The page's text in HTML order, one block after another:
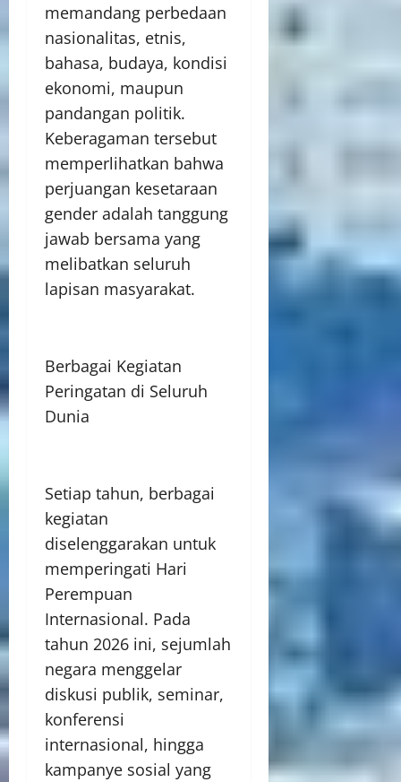
memandang perbedaan
nasionalitas, etnis,
bahasa, budaya, kondisi
ekonomi, maupun
pandangan politik.
Keberagaman tersebut
memperlihatkan bahwa
perjuangan kesetaraan
gender adalah tanggung
jawab bersama yang
melibatkan seluruh
lapisan masyarakat.
Berbagai Kegiatan
Peringatan di Seluruh
Dunia
Setiap tahun, berbagai
kegiatan
diselenggarakan untuk
memperingati Hari
Perempuan
Internasional. Pada
tahun 2026 ini, sejumlah
negara menggelar
diskusi publik, seminar,
konferensi
internasional, hingga
kampanye sosial yang